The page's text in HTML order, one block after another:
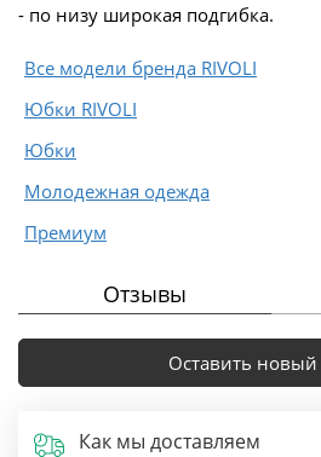
- по низу широкая подгибка.
Все модели бренда RIVOLI
Юбки RIVOLI
Юбки
Молодежная одежда
Премиум
Отзывы
Оставить новый
Как мы доставляем